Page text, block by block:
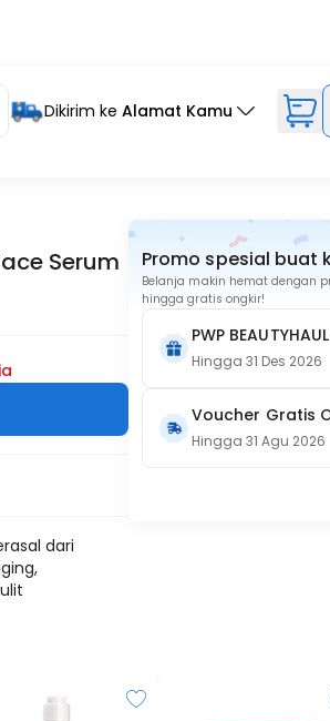
Dikirim ke Alamat Kamu
Serum
dari
Promo spesial buat
Belanja makin hemat dengan
hingga gratis ongkir!
PWP
Hingga31 Des 2026
Voucher Gratis
15RB (Only on
Hingga31 Agu 2026